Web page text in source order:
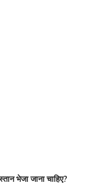
भेजा जाना चाहिए?